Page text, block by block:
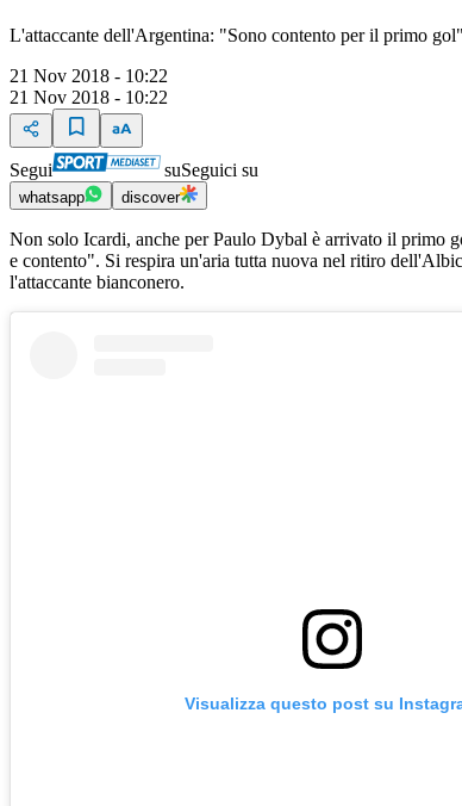
L'attaccante dell'Argentina: "Sono contento per il primo gol"
21 Nov 2018 - 10:22
21 Nov 2018 - 10:22
Segui suSeguici su
whatsapp discover
Non solo Icardi, anche per Paulo Dybal è arrivato il primo
e contento". Si respira un'aria tutta nuova nel ritiro
l'attaccante bianconero.
Visualizza questo post su